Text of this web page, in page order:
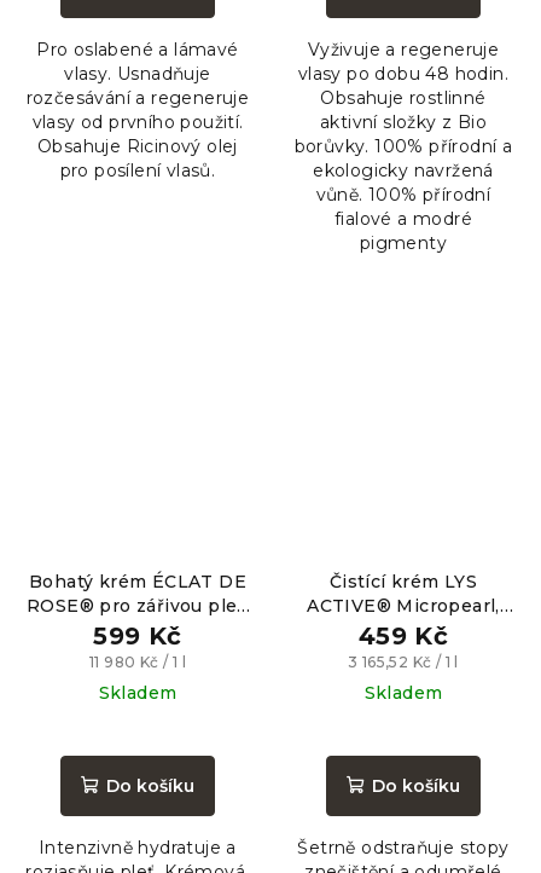
Pro oslabené a lámavé
vlasy. Usnadňuje
rozčesávání a regeneruje
vlasy od prvního použití.
Obsahuje Ricinový olej
pro posílení vlasů.
z
5
hvězdiček.
Vyživuje a regeneruje
vlasy po dobu 48 hodin.
Obsahuje rostlinné
aktivní složky z Bio
borůvky. 100% přírodní a
ekologicky navržená
vůně. 100% přírodní
fialové a modré
pigmenty
Bohatý krém ÉCLAT DE
ROSE® pro zářivou pleť,
50ml
599 Kč
Měrná
cena:
11 980 Kč / 1 l
Skladem
hodnocení
produktu
z
Do košíku
Intenzivně hydratuje a
Čistící krém LYS
ACTIVE® Micropearl,
145ml
459 Kč
Měrná
cena:
3 165,52 Kč / 1 l
Skladem
hodnocení
produktu
z
Do košíku
Šetrně odstraňuje stopy